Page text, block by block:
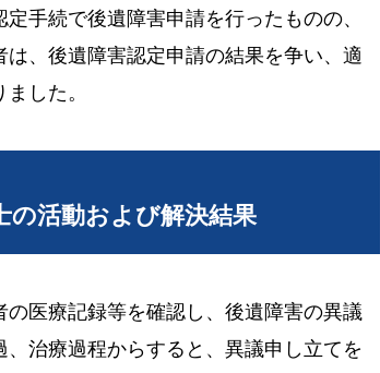
手続で後遺障害申請を行ったものの、
、後遺障害認定申請の結果を争い、適
した。
の活動および解決結果
医療記録等を確認し、後遺障害の異議
治療過程からすると、異議申し立てを